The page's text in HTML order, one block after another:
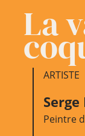
La
ARTISTE
Serge
Peintre